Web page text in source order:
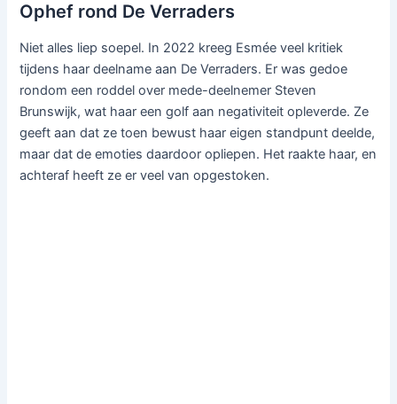
Ophef rond De Verraders
Niet alles liep soepel. In 2022 kreeg Esmée veel kritiek
tijdens haar deelname aan De Verraders. Er was gedoe
rondom een roddel over mede-deelnemer Steven
Brunswijk, wat haar een golf aan negativiteit opleverde. Ze
geeft aan dat ze toen bewust haar eigen standpunt deelde,
maar dat de emoties daardoor opliepen. Het raakte haar, en
achteraf heeft ze er veel van opgestoken.